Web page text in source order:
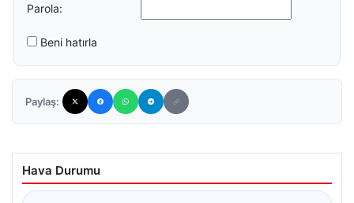
Parola:
Beni hatırla
Paylaş:
Hava Durumu